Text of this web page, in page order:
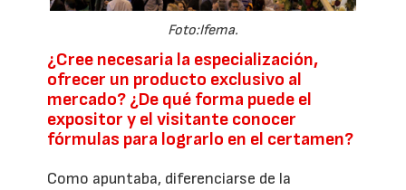
Foto:Ifema.
¿Cree necesaria la especialización,
ofrecer un producto exclusivo al
mercado? ¿De qué forma puede el
expositor y el visitante conocer
fórmulas para lograrlo en el certamen?
Como apuntaba, diferenciarse de la